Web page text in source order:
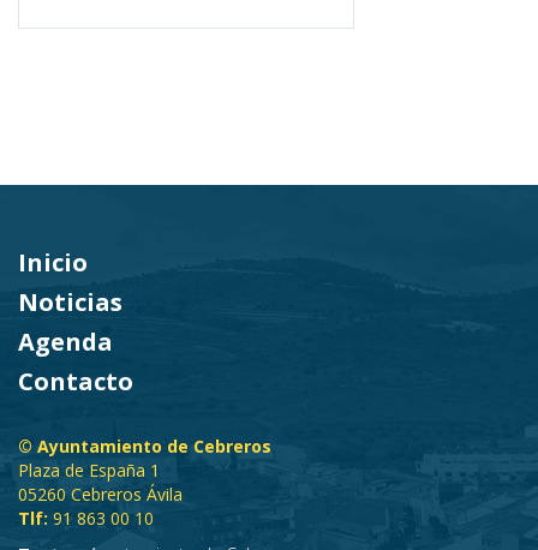
Inicio
Noticias
Agenda
Contacto
© Ayuntamiento de Cebreros
Plaza de España 1
05260 Cebreros Ávila
Tlf: 91 863 00 10